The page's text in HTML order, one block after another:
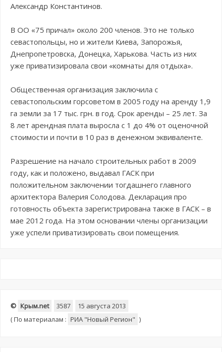
Александр Константинов.
В ОО «75 причал» около 200 членов. Это не только
севастопольцы, но и жители Киева, Запорожья,
Днепропетровска, Донецка, Харькова. Часть из них
уже приватизировала свои «комнаты для отдыха».
Общественная организация заключила с
севастопольским горсоветом в 2005 году на аренду 1,9
га земли за 17 тыс. грн. в год. Срок аренды – 25 лет. За
8 лет арендная плата выросла с 1 до 4% от оценочной
стоимости и почти в 10 раз в денежном эквиваленте.
Разрешение на начало строительных работ в 2009
году, как и положено, выдавал ГАСК при
положительном заключении тогдашнего главного
архитектора Валерия Солодова. Декларация про
готовность объекта зарегистрирована также в ГАСК – в
мае 2012 года. На этом основании члены организации
уже успели приватизировать свои помещения.
© Крым.net 3587
15 августа 2013
(По материалам : РИА "Новый Регион" )